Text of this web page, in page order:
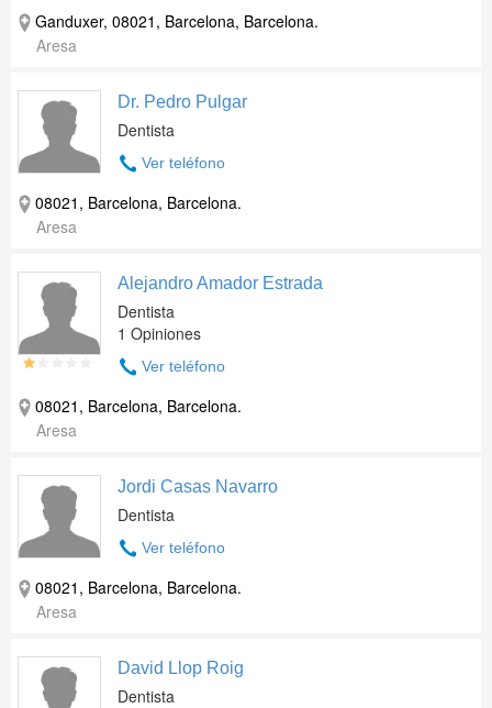
Ganduxer, 08021, Barcelona, Barcelona.
Aresa
Dr. Pedro Pulgar
Dentista
Ver teléfono
08021, Barcelona, Barcelona.
Aresa
Alejandro Amador Estrada
Dentista
1 Opiniones
Ver teléfono
08021, Barcelona, Barcelona.
Aresa
Jordi Casas Navarro
Dentista
Ver teléfono
08021, Barcelona, Barcelona.
Aresa
David Llop Roig
Dentista